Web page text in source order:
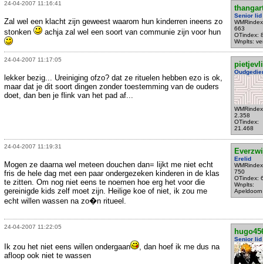
24-04-2007 11:16:41
Senior lid
663
OTindex:
Wnplts:
Zal wel een klacht zijn geweest waarom hun kinderren ineens zo
stonken
achja zal wel een soort van communie zijn voor hun
24-04-2007 11:17:05
2.358
OTindex:
21.468
lekker bezig... Ureiniging ofzo? dat ze rituelen hebben ezo is ok,
maar dat je dit soort dingen zonder toestemming van de ouders
doet, dan ben je flink van het pad af...
24-04-2007 11:19:31
Erelid
750
OTindex:
Wnplts:
Apeldoorn
Mogen ze daarna wel meteen douchen dan= lijkt me niet echt
fris de hele dag met een paar ondergezeken kinderen in de klas
te zitten. Om nog niet eens te noemen hoe erg het voor die
gereinigde kids zelf moet zijn. Heilige koe of niet, ik zou me
echt willen wassen na zo�n ritueel.
24-04-2007 11:22:05
Senior lid
Ik zou het niet eens willen ondergaan
, dan hoef ik me dus na
afloop ook niet te wassen